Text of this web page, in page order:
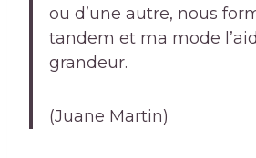
ou d’une autre, nous
tandem et ma mode
grandeur.
(Juane Martin)